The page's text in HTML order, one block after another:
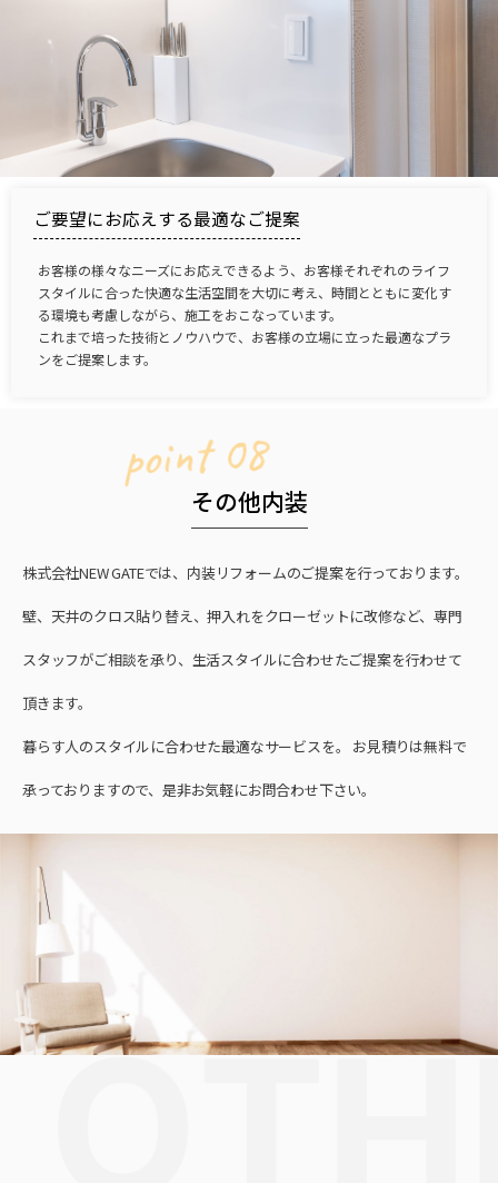
ご要望にお応えする最適なご提案
お客様の様々なニーズにお応えできるよう、お客様それぞれのライフ
スタイルに合った快適な生活空間を大切に考え、時間とともに変化す
る環境も考慮しながら、施工をおこなっています。
これまで培った技術とノウハウで、お客様の立場に立った最適なプラ
ンをご提案します。
その他内装
point 08
株式会社NEW GATEでは、内装リフォームのご提案を行っております。
壁、天井のクロス貼り替え、押入れをクローゼットに改修など、専門
スタッフがご相談を承り、生活スタイルに合わせたご提案を行わせて
頂きます。
暮らす人のスタイルに合わせた最適なサービスを。 お見積りは無料で
承っておりますので、是非お気軽にお問合わせ下さい。